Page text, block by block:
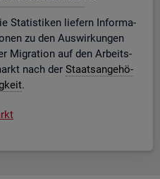
Sta­tis­ti­ken lie­fern In­for­ma­
zu den Aus­wir­kun­gen
Mi­gra­ti­on auf den Ar­beits­
nach der Staats­an­ge­hö­
.